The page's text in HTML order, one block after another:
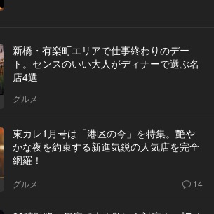
新橋・有楽町エリアで仕事終わりのデー
ト。センスのいい大人がディナーで選ぶ名
店4選
グルメ
東カレ1月号は「港区の今」を特集。艶や
かな夜を約束する新進気鋭の人気店を完全
網羅！
グルメ 14